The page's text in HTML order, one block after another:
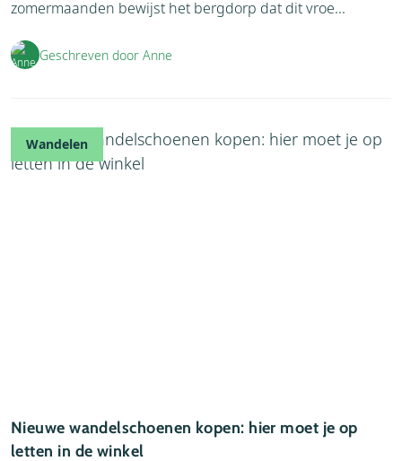
zomermaanden bewijst het bergdorp dat dit vroe...
Geschreven door Anne
Wandelen
Nieuwe wandelschoenen kopen: hier moet je op
letten in de winkel